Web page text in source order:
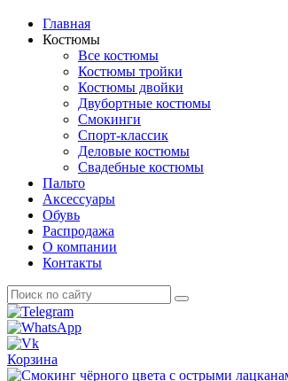
Главная
Костюмы
Все костюмы
Костюмы тройки
Костюмы двойки
Двубортные костюмы
Смокинги
Спорт-классик
Деловые костюмы
Свадебные костюмы
Пальто
Аксессуары
Обувь
Распродажа
О компании
Контакты
Корзина